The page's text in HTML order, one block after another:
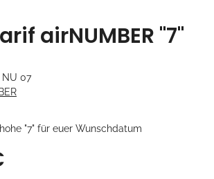
airNUMBER "7"
NU 07
"7" für euer Wunschdatum